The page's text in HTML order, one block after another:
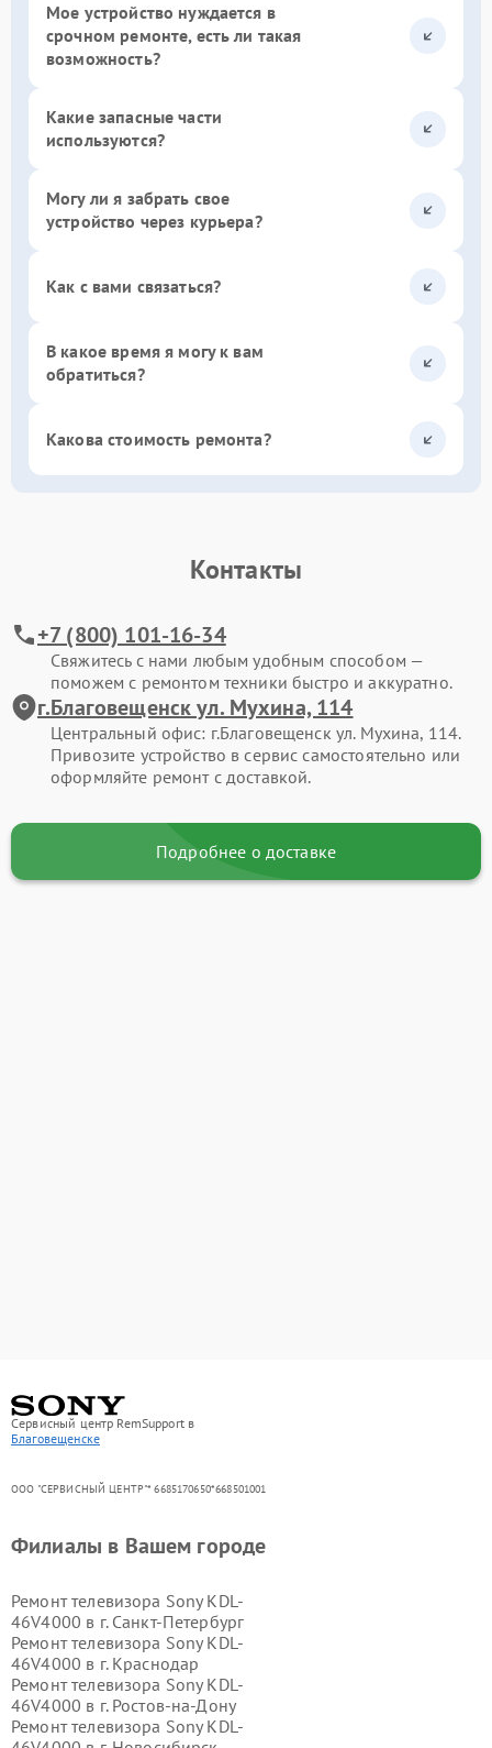
Мое устройство нуждается в
срочном ремонте, есть ли такая
возможность?
Какие запасные части
используются?
Могу ли я забрать свое
устройство через курьера?
Как с вами связаться?
В какое время я могу к вам
обратиться?
Какова стоимость ремонта?
Контакты
+7 (800) 101-16-34
Свяжитесь с нами любым удобным способом —
поможем с ремонтом техники быстро и аккуратно.
г.Благовещенск ул. Мухина, 114
Центральный офис: г.Благовещенск ул. Мухина, 114.
Привозите устройство в сервис самостоятельно или
оформляйте ремонт с доставкой.
Подробнее о доставке
Сервисный центр RemSupport в
Благовещенске
ООО "СЕРВИСНЫЙ ЦЕНТР"* 6685170650*668501001
Филиалы в Вашем городе
Ремонт телевизора Sony KDL-
46V4000 в г. Санкт-Петербург
Ремонт телевизора Sony KDL-
46V4000 в г. Краснодар
Ремонт телевизора Sony KDL-
46V4000 в г. Ростов-на-Дону
Ремонт телевизора Sony KDL-